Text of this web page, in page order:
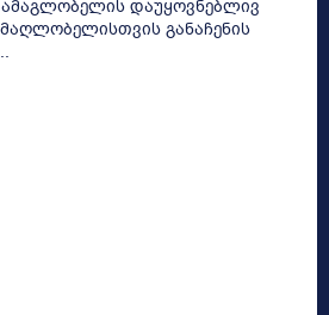
დაუყოვნებლივ
განაჩენის